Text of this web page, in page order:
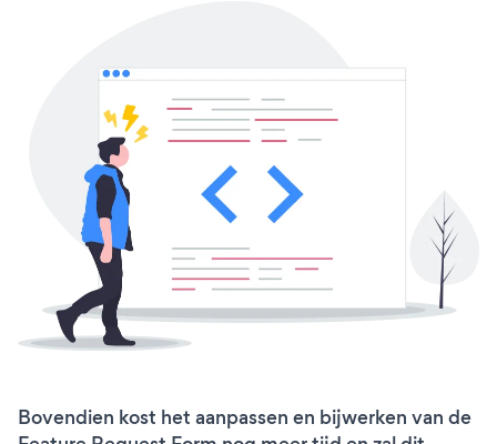
Bovendien kost het aanpassen en bijwerken van de